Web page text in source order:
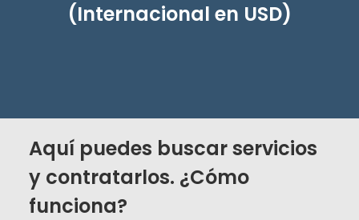
(Internacional en USD)
Aquí puedes buscar servicios
y contratarlos. ¿Cómo
funciona?